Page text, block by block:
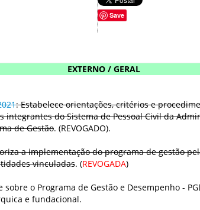
Save
EXTERNO / GERAL
: Estabelece orientações, critérios e
integrantes do Sistema de Pessoal Civil da
de Gestão. (REVOGADO).
a implementação do programa de gestão
vinculadas. (REVOGADA)
sobre o Programa de Gestão e Desempenho -
e fundacional.